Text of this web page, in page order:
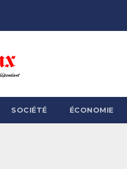
SOCIÉTÉ ÉCONOMIE